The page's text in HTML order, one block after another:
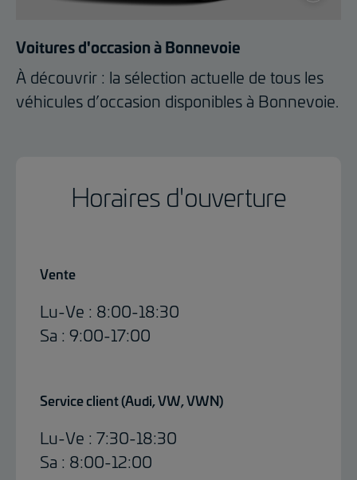
Voitures d'occasion à Bonnevoie
À découvrir : la sélection actuelle de tous les
véhicules d’occasion disponibles à Bonnevoie.
Horaires d'ouverture
Vente
Lu-Ve : 8:00-18:30
Sa : 9:00-17:00
Service client (Audi, VW, VWN)
Lu-Ve : 7:30-18:30
Sa : 8:00-12:00